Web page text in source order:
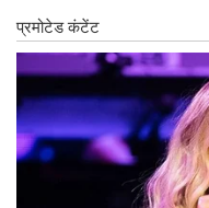
प्रक्रिया पूरी